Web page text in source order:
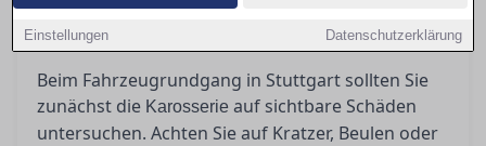
Einstellungen Datenschutzerklärung
Hier erfahren Sie zudem, wann es ratsam ist,
einen unabhängigen Gutachter hinzuzuziehen.
Beim Fahrzeugrundgang in Stuttgart sollten Sie
zunächst die Karosserie auf sichtbare Schäden
untersuchen. Achten Sie auf Kratzer, Beulen oder